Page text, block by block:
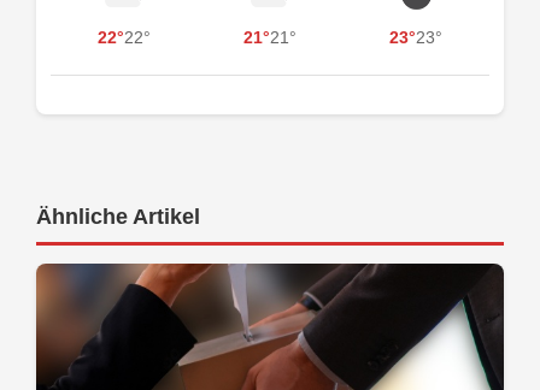
22°22° 21°21° 23°23°
Ähnliche Artikel